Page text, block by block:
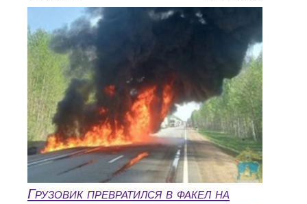
Грузовик превратился в факел на